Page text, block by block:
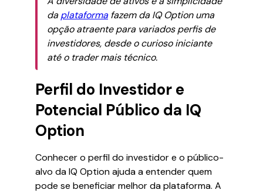
da plataforma fazem da IQ Option uma
opção atraente para variados perfis de
investidores, desde o curioso iniciante
até o trader mais técnico.
Perfil do Investidor e
Potencial Público da IQ
Option
Conhecer o perfil do investidor e o público-
alvo da IQ Option ajuda a entender quem
pode se beneficiar melhor da plataforma. A